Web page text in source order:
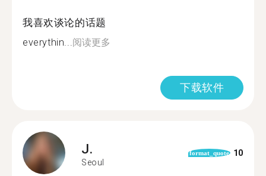
我喜欢谈论的话题
everythin...阅读更多
下载软件
J.
Seoul
format_quote 10